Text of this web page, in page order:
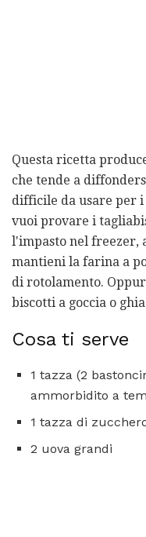
Questa ricetta
che tende a
difficile da usare per
vuoi provare i
l'impasto nel freezer,
mantieni la farina a
di rotolamento.
biscotti a goccia o
Cosa ti serve
1 tazza (2
ammorbidito a
1 tazza di
2 uova grandi